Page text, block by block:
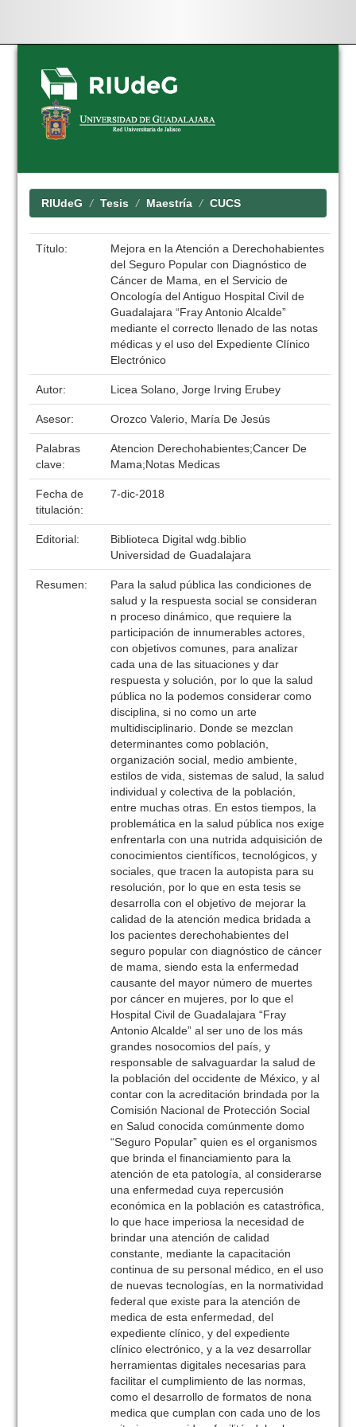
Skip
navigation
RIUdeG Tesis Maestría CUCS
Título:
Mejora en la Atención a Derechohabientes
del Seguro Popular con Diagnóstico de
Cáncer de Mama, en el Servicio de
Oncología del Antiguo Hospital Civil de
Guadalajara “Fray Antonio Alcalde”
mediante el correcto llenado de las notas
médicas y el uso del Expediente Clínico
Electrónico
Autor: Licea Solano, Jorge Irving Erubey
Asesor: Orozco Valerio, María De Jesús
Palabras
clave:
Atencion Derechohabientes;Cancer De
Mama;Notas Medicas
Fecha de
titulación:
7-dic-2018
Editorial:
Biblioteca Digital wdg.biblio
Universidad de Guadalajara
Resumen:
Para la salud pública las condiciones de
salud y la respuesta social se consideran
n proceso dinámico, que requiere la
participación de innumerables actores,
con objetivos comunes, para analizar
cada una de las situaciones y dar
respuesta y solución, por lo que la salud
pública no la podemos considerar como
disciplina, si no como un arte
multidisciplinario. Donde se mezclan
determinantes como población,
organización social, medio ambiente,
estilos de vida, sistemas de salud, la salud
individual y colectiva de la población,
entre muchas otras. En estos tiempos, la
problemática en la salud pública nos exige
enfrentarla con una nutrida adquisición de
conocimientos científicos, tecnológicos, y
sociales, que tracen la autopista para su
resolución, por lo que en esta tesis se
desarrolla con el objetivo de mejorar la
calidad de la atención medica bridada a
los pacientes derechohabientes del
seguro popular con diagnóstico de cáncer
de mama, siendo esta la enfermedad
causante del mayor número de muertes
por cáncer en mujeres, por lo que el
Hospital Civil de Guadalajara “Fray
Antonio Alcalde” al ser uno de los más
grandes nosocomios del país, y
responsable de salvaguardar la salud de
la población del occidente de México, y al
contar con la acreditación brindada por la
Comisión Nacional de Protección Social
en Salud conocida comúnmente domo
“Seguro Popular” quien es el organismos
que brinda el financiamiento para la
atención de eta patología, al considerarse
una enfermedad cuya repercusión
económica en la población es catastrófica,
lo que hace imperiosa la necesidad de
brindar una atención de calidad
constante, mediante la capacitación
continua de su personal médico, en el uso
de nuevas tecnologías, en la normatividad
federal que existe para la atención de
medica de esta enfermedad, del
expediente clínico, y del expediente
clínico electrónico, y a la vez desarrollar
herramientas digitales necesarias para
facilitar el cumplimiento de las normas,
como el desarrollo de formatos de nona
medica que cumplan con cada uno de los